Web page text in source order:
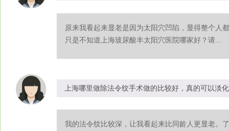
原来我看起来显老是因为太阳穴凹陷，显得整个人
只是不知道上海玻尿酸丰太阳穴医院哪家好？请...
上海哪里做除法令纹手术做的比较好，真的可以淡
我的法令纹比较深，让我看起来比同龄人更显老。